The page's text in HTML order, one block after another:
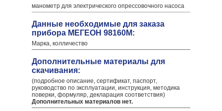
манометр для электрического опрессовочного насоса
Данные необходимые для заказа
прибора МЕГЕОН 98160М:
Марка, колличество
Дополнительные материалы для
скачивания:
(подробное описание, сертификат, паспорт,
руководство по эксплуатации, инструкция, методика
поверки, формуляр, декларация соответствия)
Дополнительных материалов нет.